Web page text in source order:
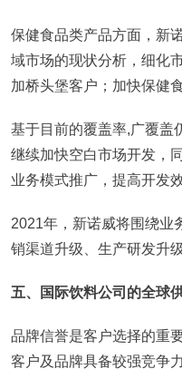
保健食品类产品方面，新
域市场的现状分析，细化
加桥头堡客户；加快保健
基于目前的覆盖率,广覆盖
继续加快空白市场开发，
业务模式推广，提高开发效
2021年，新诺威将围绕业
销渠道升级、生产研发升
五、国际饮料公司的全球
品牌信誉是客户选择的重
客户及品牌具备较强竞争力